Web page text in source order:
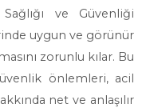
ve Güvenliği
uygun ve görünür
zorunlu kılar. Bu
önlemleri, acil
net ve anlaşılır